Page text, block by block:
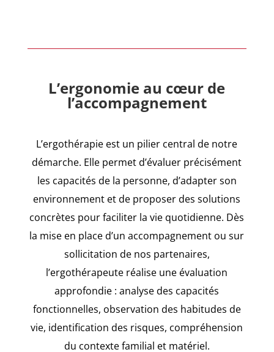
L’ergonomie au cœur de
l’accompagnement
L’ergothérapie est un pilier central de notre
démarche. Elle permet d’évaluer précisément
les capacités de la personne, d’adapter son
environnement et de proposer des solutions
concrètes pour faciliter la vie quotidienne. Dès
la mise en place d’un accompagnement ou sur
sollicitation de nos partenaires,
l’ergothérapeute réalise une évaluation
approfondie : analyse des capacités
fonctionnelles, observation des habitudes de
vie, identification des risques, compréhension
du contexte familial et matériel.